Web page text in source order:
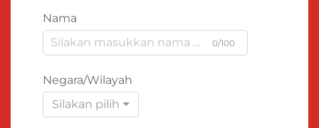
Nama
0/100
Negara/Wilayah
Silakan pilih